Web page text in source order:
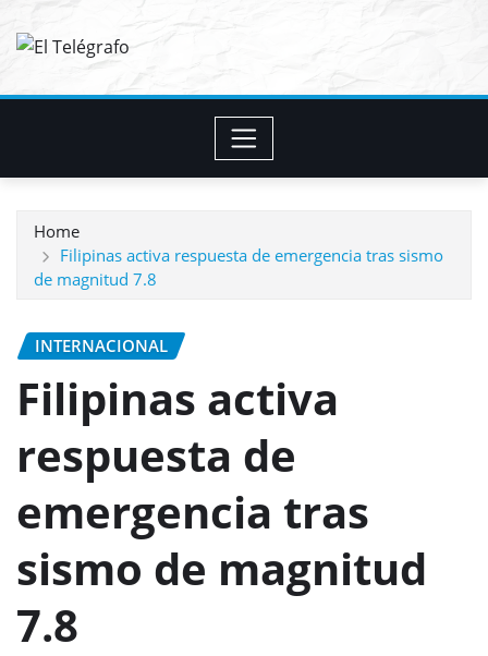
Home
Filipinas activa respuesta de emergencia tras sismo
de magnitud 7.8
INTERNACIONAL
Filipinas activa
respuesta de
emergencia tras
sismo de magnitud
7.8